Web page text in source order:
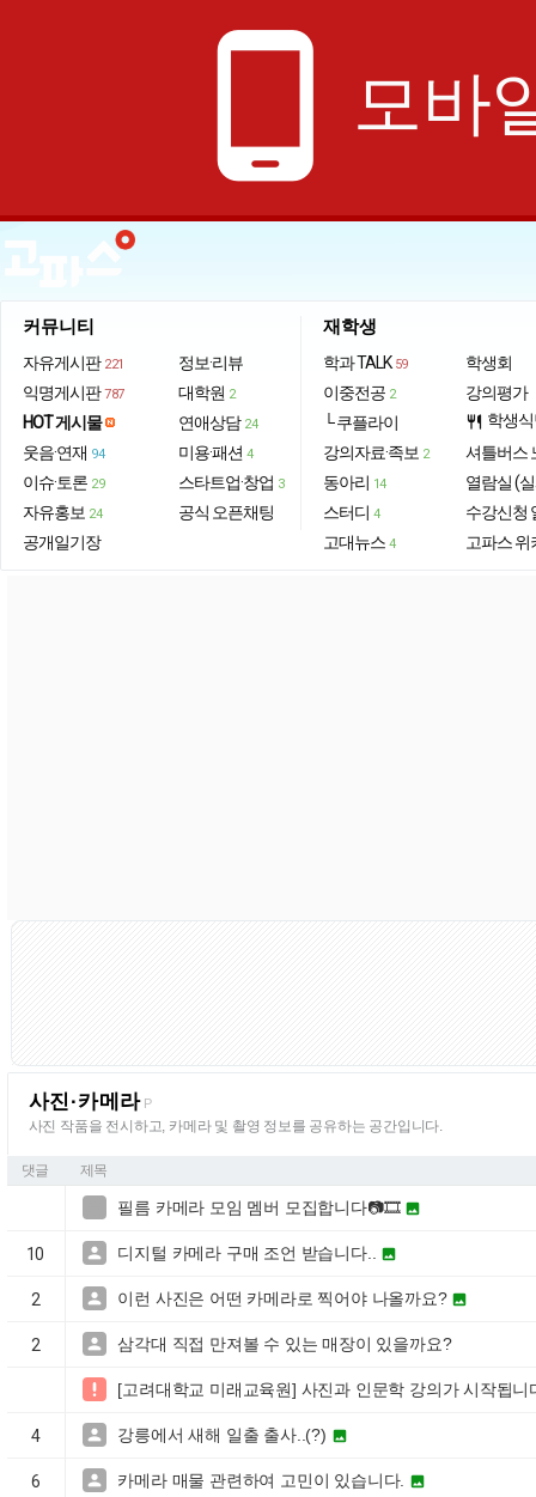
phone_android 모바
커뮤니티
자유게시판 221
익명게시판 787
HOT 게시물
웃음·연재 94
이슈·토론 29
자유홍보 24
공개일기장
정보·리뷰
대학원 2
연애상담 24
미용·패션 4
스타트업·창업 3
공식 오픈채팅
재학생
학과 TALK 59
이중전공 2
└ 쿠플라이
강의자료·족보 2
동아리 14
스터디 4
고대뉴스 4
학생회
강의평가
restaurant 학생
셔틀버스
열람실 (
수강신청
고파스 위
사진·카메라 P
사진 작품을 전시하고, 카메라 및 촬영 정보를 공유하는 공간입니다.
댓글 제목
필름 카메라 모임 멤버 모집합니다📷🎞️ 
10  디지털 카메라 구매 조언 받습니다.. 
2  이런 사진은 어떤 카메라로 찍어야 나올까요? 
2  삼각대 직접 만져볼 수 있는 매장이 있을까요?
 [고려대학교 미래교육원] 사진과 인문학 강의가 시작됩
4  강릉에서 새해 일출 출사..(?) 
6  카메라 매물 관련하여 고민이 있습니다. 